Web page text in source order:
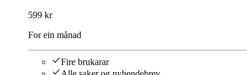
599 kr
For ein månad
Fire brukarar